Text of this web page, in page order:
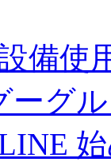
備使
ーグ